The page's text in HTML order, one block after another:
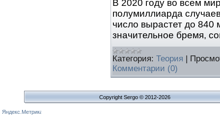
В 2020 году во всем
полумиллиарда
число вырастет до 840
значительное бремя,
Категория: Теория
Комментарии (0)
Copyright Sergo © 2012-2026